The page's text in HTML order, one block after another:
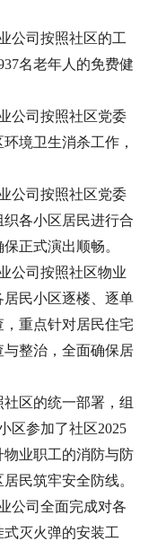
公司按照社区的工
名老年人的免费健
公司按照社区党委
境卫生消杀工作，
公司按照社区党委
各小区居民进行合
正式演出顺畅。
公司按照社区物业
民小区逐楼、逐单
重点针对居民住宅
整治，全面确保居
区的统一部署，组
区参加了社区2025
业职工的消防与防
民筑牢安全防线。
公司全面完成对各
灭火弹的安装工